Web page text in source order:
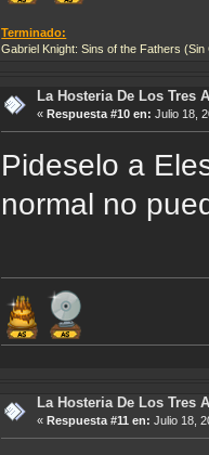
Terminado:
Gabriel Knight: Sins of the Fathers (Sin
La Hosteria De Los Tres
« Respuesta #10 en: Julio 18,
Pideselo a
normal no
La Hosteria De Los Tres
« Respuesta #11 en: Julio 18,